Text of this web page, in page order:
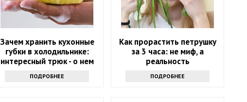
Зачем хранить кухонные
губки в холодильнике:
интересный трюк - о нем
продвинутые хозяйки
ПОДРОБНЕЕ
Как прорастить петрушку
за 3 часа: не миф, а
реальность
ПОДРОБНЕЕ